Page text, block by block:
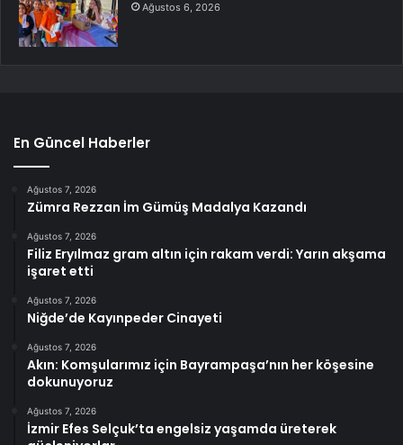
Ağustos 6, 2026
En Güncel Haberler
Ağustos 7, 2026
Zümra Rezzan İm Gümüş Madalya Kazandı
Ağustos 7, 2026
Filiz Eryılmaz gram altın için rakam verdi: Yarın akşama
işaret etti
Ağustos 7, 2026
Niğde’de Kayınpeder Cinayeti
Ağustos 7, 2026
Akın: Komşularımız için Bayrampaşa’nın her köşesine
dokunuyoruz
Ağustos 7, 2026
İzmir Efes Selçuk’ta engelsiz yaşamda üreterek